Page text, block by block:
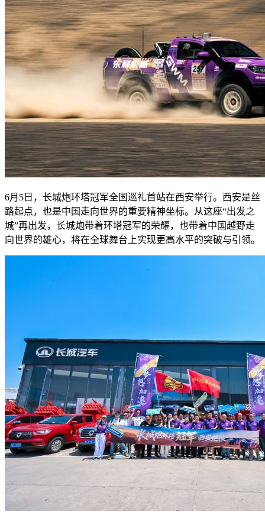
6月5日，长城炮环塔冠军全国巡礼首站在西安举行。西安是丝
路起点，也是中国走向世界的重要精神坐标。从这座“出发之
城”再出发，长城炮带着环塔冠军的荣耀，也带着中国越野走
向世界的雄心，将在全球舞台上实现更高水平的突破与引领。